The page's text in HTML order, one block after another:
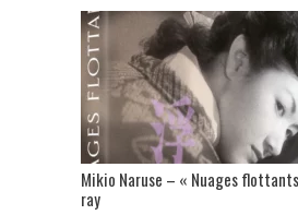
Mikio Naruse – « Nuages
ray